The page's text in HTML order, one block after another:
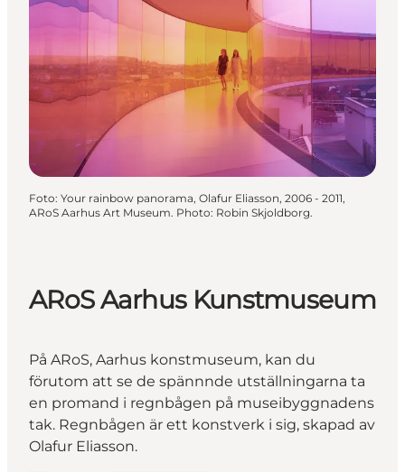
Foto: Your rainbow panorama, Olafur Eliasson, 2006 - 2011,
ARoS Aarhus Art Museum. Photo: Robin Skjoldborg.
ARoS Aarhus Kunstmuseum
På ARoS, Aarhus konstmuseum, kan du
förutom att se de spännnde utställningarna ta
en promand i regnbågen på museibyggnadens
tak. Regnbågen är ett konstverk i sig, skapad av
Olafur Eliasson.